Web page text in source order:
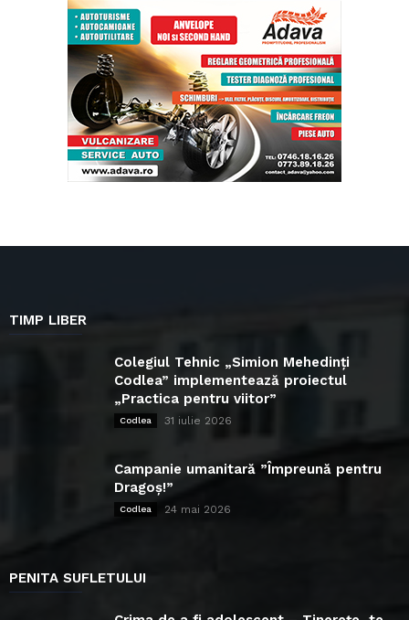
TIMP LIBER
Colegiul Tehnic „Simion Mehedinți
Codlea” implementează proiectul
„Practica pentru viitor”
Codlea 31 iulie 2026
Campanie umanitară ”Împreună pentru
Dragoș!”
Codlea 24 mai 2026
PENITA SUFLETULUI